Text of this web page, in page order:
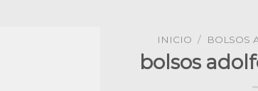
INICIO / BOLSOS
bolsos